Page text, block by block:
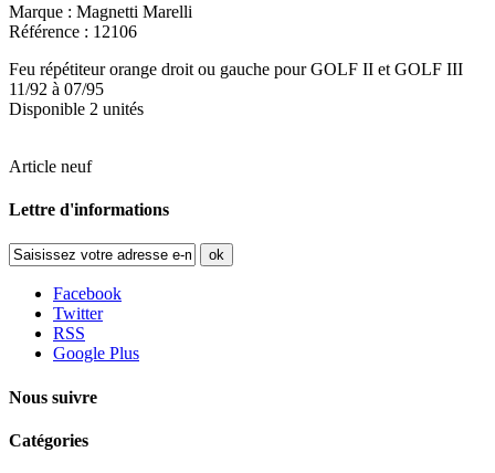
Marque : Magnetti Marelli
Référence : 12106
Feu répétiteur orange droit ou gauche pour GOLF II et GOLF III
11/92 à 07/95
Disponible 2 unités
Article neuf
Lettre d'informations
ok
Facebook
Twitter
RSS
Google Plus
Nous suivre
Catégories